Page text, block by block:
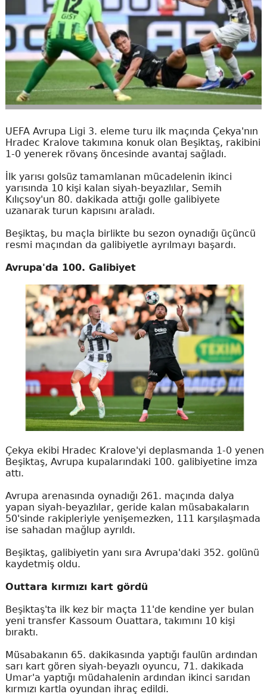
UEFA Avrupa Ligi 3. eleme turu ilk maçında Çekya'nın
Hradec Kralove takımına konuk olan Beşiktaş, rakibini
1-0 yenerek rövanş öncesinde avantaj sağladı.
İlk yarısı golsüz tamamlanan mücadelenin ikinci
yarısında 10 kişi kalan siyah-beyazlılar, Semih
Kılıçsoy'un 80. dakikada attığı golle galibiyete
uzanarak turun kapısını araladı.
Beşiktaş, bu maçla birlikte bu sezon oynadığı üçüncü
resmi maçından da galibiyetle ayrılmayı başardı.
Avrupa'da 100. Galibiyet
Çekya ekibi Hradec Kralove'yi deplasmanda 1-0 yenen
Beşiktaş, Avrupa kupalarındaki 100. galibiyetine imza
attı.
Avrupa arenasında oynadığı 261. maçında dalya
yapan siyah-beyazlılar, geride kalan müsabakaların
50'sinde rakipleriyle yenişemezken, 111 karşılaşmada
ise sahadan mağlup ayrıldı.
Beşiktaş, galibiyetin yanı sıra Avrupa'daki 352. golünü
kaydetmiş oldu.
Outtara kırmızı kart gördü
Beşiktaş'ta ilk kez bir maçta 11'de kendine yer bulan
yeni transfer Kassoum Ouattara, takımını 10 kişi
bıraktı.
Müsabakanın 65. dakikasında yaptığı faulün ardından
sarı kart gören siyah-beyazlı oyuncu, 71. dakikada
Umar'a yaptığı müdahalenin ardından ikinci sarıdan
kırmızı kartla oyundan ihraç edildi.